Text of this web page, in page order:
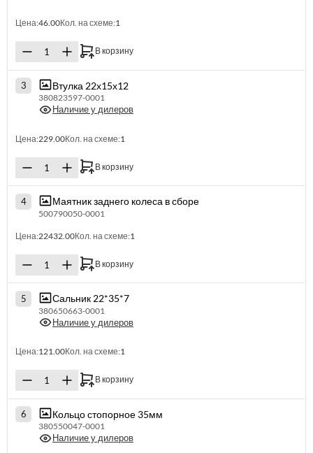
Цена:46.00Кол. на схеме:1
В корзину
3 Втулка 22х15х12
380823597-0001
Наличие у дилеров
Цена:229.00Кол. на схеме:1
В корзину
4 Маятник заднего колеса в сборе
500790050-0001
Цена:22432.00Кол. на схеме:1
В корзину
5 Сальник 22*35*7
380650663-0001
Наличие у дилеров
Цена:121.00Кол. на схеме:1
В корзину
6 Кольцо стопорное 35мм
380550047-0001
Наличие у дилеров